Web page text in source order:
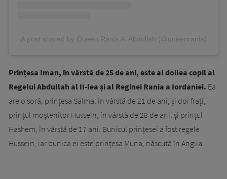
A post shared by Queen Rania Al Abdullah (@queenrania)
Prințesa Iman, în vârstă de 25 de ani, este al doilea copil al
Regelui Abdullah al II-lea și al Reginei Rania a Iordaniei. Ea
are o soră, prințesa Salma, în vârstă de 21 de ani, și doi frați,
prințul moștenitor Hussein, în vârstă de 28 de ani, și prințul
Hashem, în vârstă de 17 ani. Bunicul prințesei a fost regele
Hussein, iar bunica ei este prințesa Muna, născută în Anglia.